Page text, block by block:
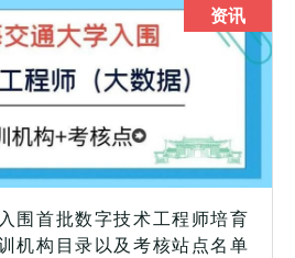
资讯
围首批数字技术工程师培育
机构目录以及考核站点名单